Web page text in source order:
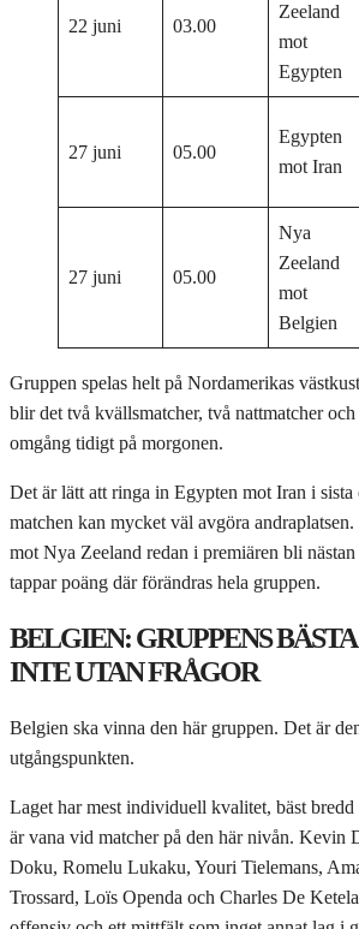
22 juni 03.00
Zeeland
mot
Egypten
27 juni 05.00
Egypten
mot Iran
27 juni 05.00
Nya
Zeeland
mot
Belgien
Gruppen spelas helt på Nordamerikas
blir det två kvällsmatcher, två nattmatcher
omgång tidigt på morgonen.
Det är lätt att ringa in Egypten mot Iran i sista
matchen kan mycket väl avgöra
mot Nya Zeeland redan i premiären bli
tappar poäng där förändras hela gruppen.
BELGIEN: GRUPPENS
INTE UTAN FRÅGOR
Belgien ska vinna den här gruppen. Det är
utgångspunkten.
Laget har mest individuell kvalitet, bäst bredd
är vana vid matcher på den här nivån. Kevin
Doku, Romelu Lukaku, Youri Tielemans,
Trossard, Loïs Openda och Charles De